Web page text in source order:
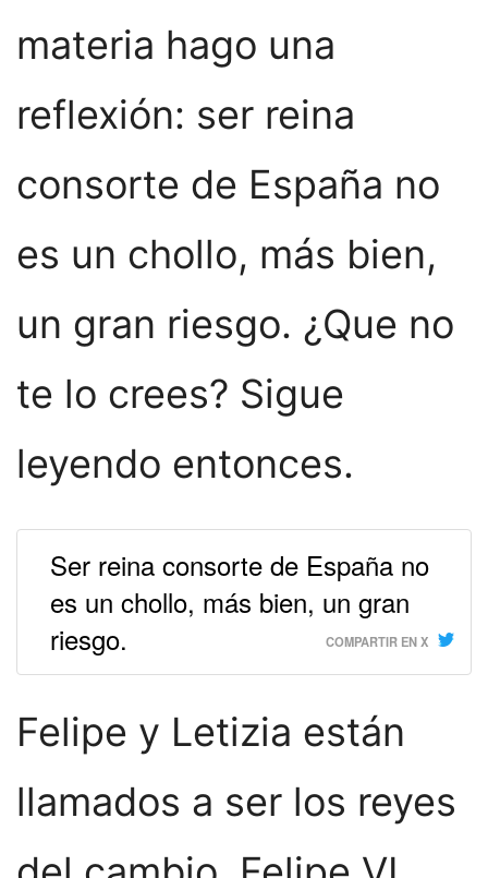
materia hago una
reflexión: ser reina
consorte de España no
es un chollo, más bien,
un gran riesgo. ¿Que no
te lo crees? Sigue
leyendo entonces.
Ser reina consorte de España no
es un chollo, más bien, un gran
riesgo.
COMPARTIR EN X
Felipe y Letizia están
llamados a ser los reyes